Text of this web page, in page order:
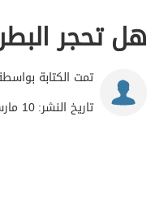
هل تحجر
تمت الكتابة
تاريخ النشر:10 مارس 2025 - 7:26م